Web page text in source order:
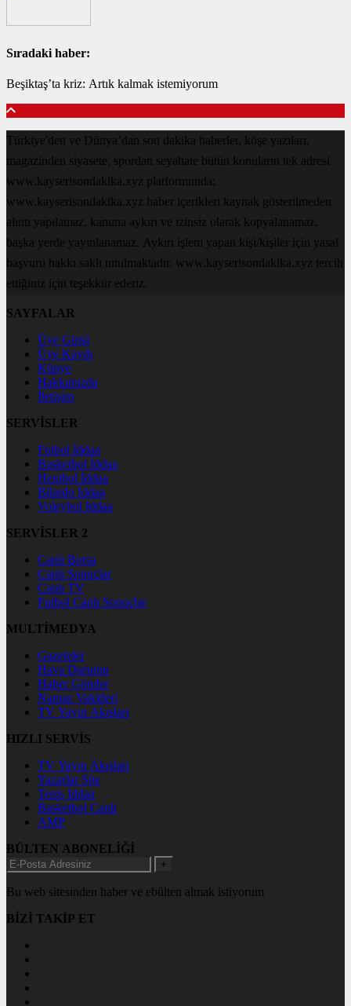
Sıradaki haber:
Beşiktaş’ta kriz: Artık kalmak istemiyorum
Türkiye'den ve Dünya’dan son dakika haberler, köşe yazıları,
magazinden siyasete, spordan seyahate bütün konuların tek adresi
www.kayserisondakika.xyz platformunda;
www.kayserisondakika.xyz haber içerikleri kaynak gösterilmeden
alıntı yapılamaz, kanuna aykırı ve izinsiz olarak kopyalanamaz,
başka yerde yayınlanamaz. Aykırı işlem yapan kişi/kişiler için yasal
başvuru hakkı saklı tutulmaktadır. www.kayserisondakika.xyz tercih
ettiğiniz için teşekkür ederiz.
SAYFALAR
Üye Girişi
Üye Kaydı
Künye
Hakkımızda
İletişim
SERVİSLER
Futbol İddaa
Basketbol İddaa
Hentbol İddaa
Bilardo İddaa
Voleybol İddaa
SERVİSLER 2
Canlı Borsa
Canlı Sonuçlar
Canlı TV
Futbol Canlı Sonuçlar
MULTİMEDYA
Gazeteler
Hava Durumu
Haber Gönder
Namaz Vakitleri
TV Yayın Akışları
HIZLI SERVİS
TV Yayın Akışları
Yazarlar Site
Tenis İddaa
Basketbol Canlı
AMP
BÜLTEN ABONELİĞİ
+
Bu web sitesinden haber ve ebülten almak istiyorum
BİZİ TAKİP ET